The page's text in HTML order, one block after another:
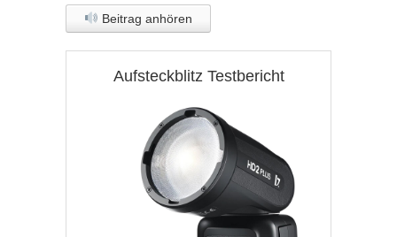
Beitrag anhören
Aufsteckblitz Testbericht